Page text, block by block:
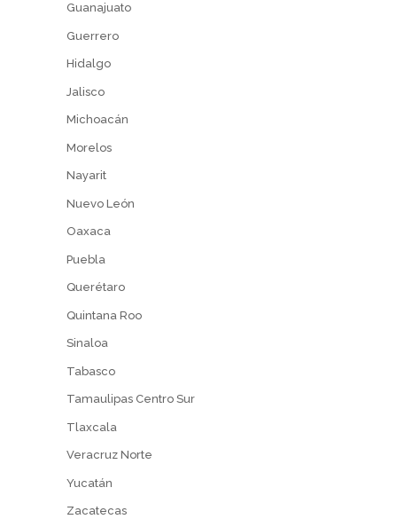
Guanajuato
Guerrero
Hidalgo
Jalisco
Michoacán
Morelos
Nayarit
Nuevo León
Oaxaca
Puebla
Querétaro
Quintana Roo
Sinaloa
Tabasco
Tamaulipas Centro Sur
Tlaxcala
Veracruz Norte
Yucatán
Zacatecas